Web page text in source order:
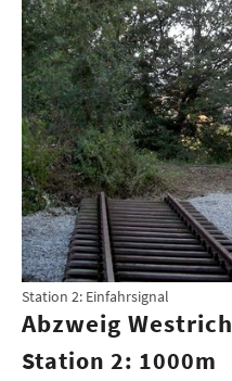
Station 2: Einfahrsignal
Abzweig
Station 2: 1000m